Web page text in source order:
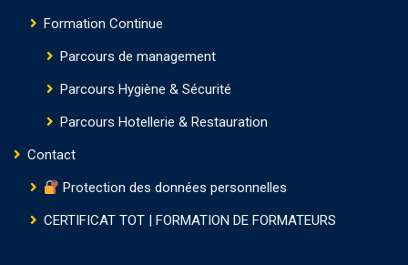
Formation Continue
Parcours de management
Parcours Hygiène & Sécurité
Parcours Hotellerie & Restauration
Contact
Protection des données personnelles
CERTIFICAT TOT | FORMATION DE FORMATEURS